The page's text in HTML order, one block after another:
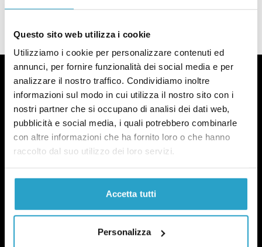
Questo sito web utilizza i cookie
Utilizziamo i cookie per personalizzare contenuti ed
annunci, per fornire funzionalità dei social media e per
analizzare il nostro traffico. Condividiamo inoltre
informazioni sul modo in cui utilizza il nostro sito con i
nostri partner che si occupano di analisi dei dati web,
pubblicità e social media, i quali potrebbero combinarle
con altre informazioni che ha fornito loro o che hanno
raccolto dal suo utilizzo dei loro servizi.
Accetta tutti
Personalizza
diREDAZIONE
Fact-checking e informazione
politica dal 2012.